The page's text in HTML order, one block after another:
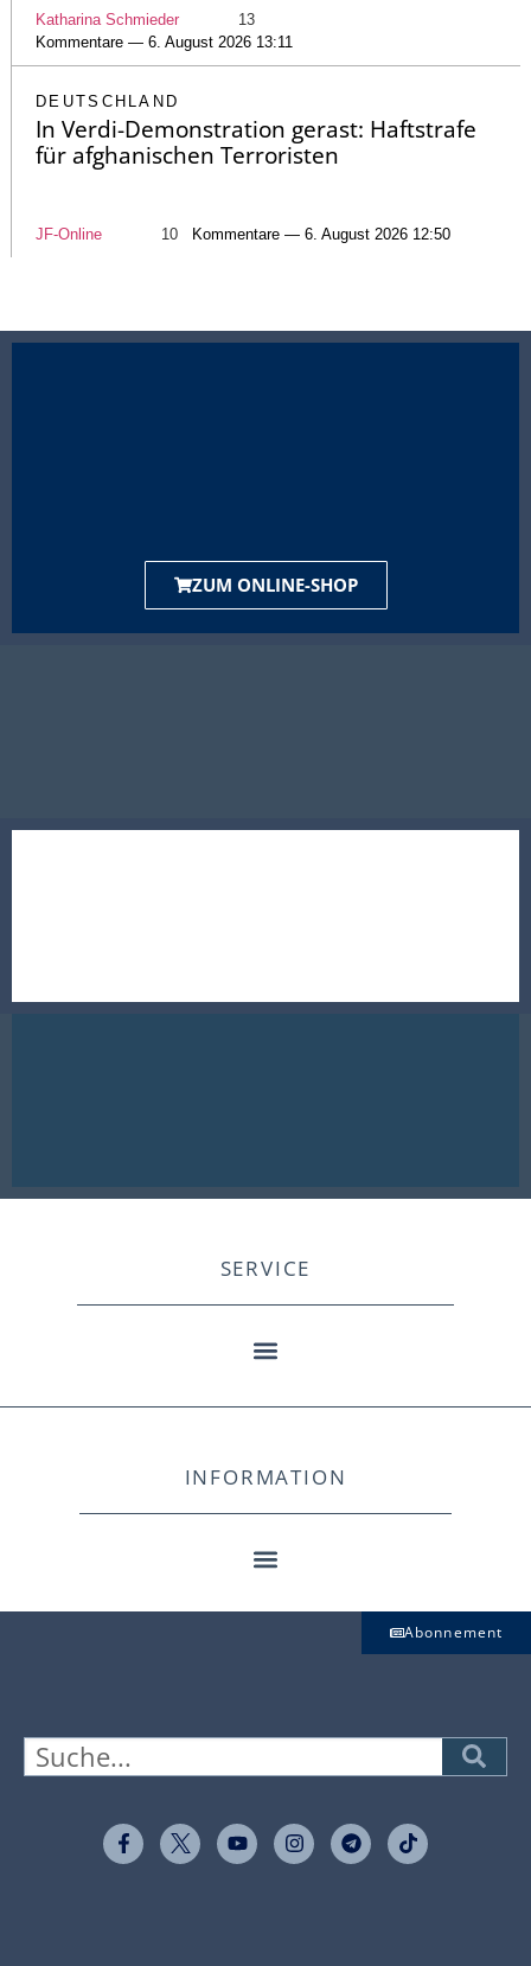
Katharina Schmieder
13
Kommentare — 6. August 2026 13:11
DEUTSCHLAND
In Verdi-Demonstration gerast: Haftstrafe
für afghanischen Terroristen
JF-Online 10 Kommentare — 6. August 2026 12:50
ZUM ONLINE-SHOP
SERVICE
INFORMATION
Abonnement